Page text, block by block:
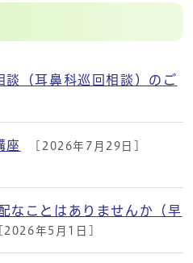
（耳鼻科巡回相談）のご
座
[2026年7月29日]
なことはありませんか（早
年5月1日]